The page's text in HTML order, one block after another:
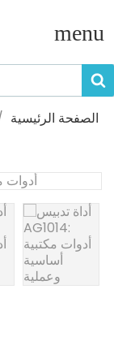
menu
الصفحة الرئيسية